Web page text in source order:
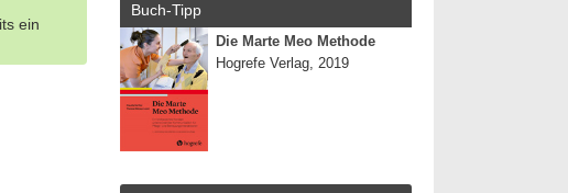
ein
Buch-Tipp
Die Marte Meo Methode
Hogrefe Verlag, 2019